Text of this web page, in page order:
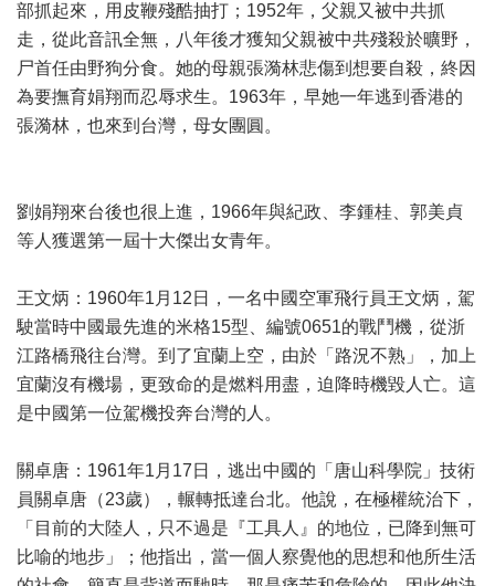
部抓起來，用皮鞭殘酷抽打；1952年，父親又被中共抓
走，從此音訊全無，八年後才獲知父親被中共殘殺於曠野，
尸首任由野狗分食。她的母親張漪林悲傷到想要自殺，終因
為要撫育娟翔而忍辱求生。1963年，早她一年逃到香港的
張漪林，也來到台灣，母女團圓。
劉娟翔來台後也很上進，1966年與紀政、李鍾桂、郭美貞
等人獲選第一屆十大傑出女青年。
王文炳：1960年1月12日，一名中國空軍飛行員王文炳，駕
駛當時中國最先進的米格15型、編號0651的戰鬥機，從浙
江路橋飛往台灣。到了宜蘭上空，由於「路況不熟」，加上
宜蘭沒有機場，更致命的是燃料用盡，迫降時機毀人亡。這
是中國第一位駕機投奔台灣的人。
關卓唐：1961年1月17日，逃出中國的「唐山科學院」技術
員關卓唐（23歲），輾轉抵達台北。他說，在極權統治下，
「目前的大陸人，只不過是『工具人』的地位，已降到無可
比喻的地步」；他指出，當一個人察覺他的思想和他所生活